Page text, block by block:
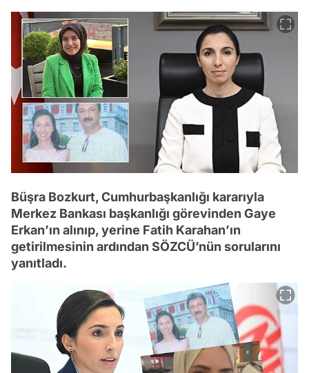
Büşra Bozkurt, Cumhurbaşkanlığı kararıyla
Merkez Bankası başkanlığı görevinden Gaye
Erkan’ın alınıp, yerine Fatih Karahan’ın
getirilmesinin ardından SÖZCÜ’nün sorularını
yanıtladı.